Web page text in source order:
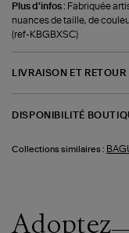
Plus d'infos : Fabriquée
nuances de taille, de
(ref-KBGBXSC)
LIVRAISON ET RETOUR
DISPONIBILITÉ
Collections similaires :
Adoptez